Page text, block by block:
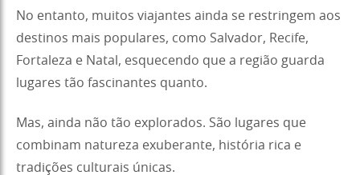
No entanto, muitos viajantes ainda se restringem aos
destinos mais populares, como Salvador, Recife,
Fortaleza e Natal, esquecendo que a região guarda
lugares tão fascinantes quanto.
Mas, ainda não tão explorados. São lugares que
combinam natureza exuberante, história rica e
tradições culturais únicas.